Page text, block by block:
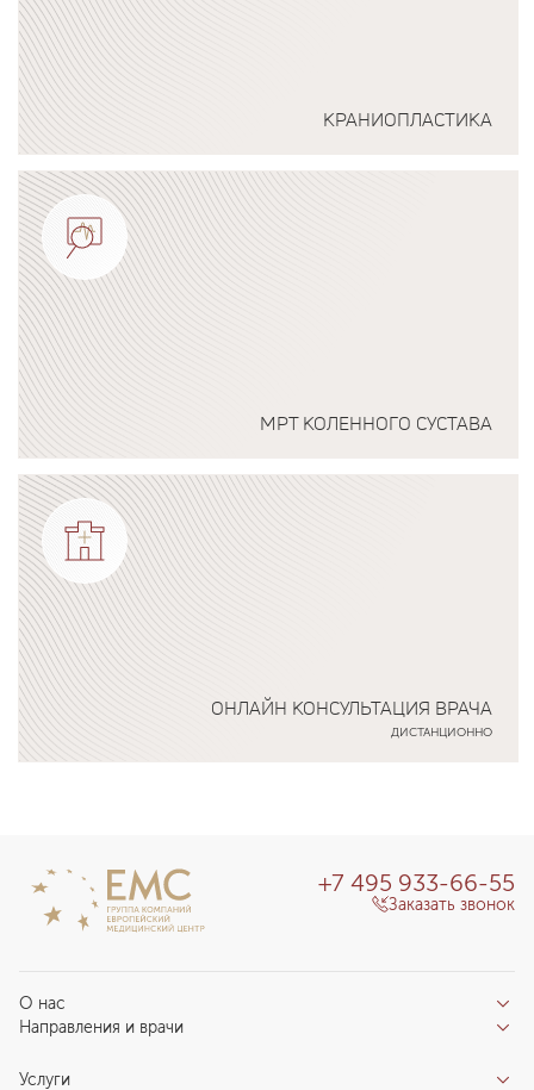
КРАНИОПЛАСТИКА
Подробнее о программе
МРТ КОЛЕННОГО СУСТАВА
Подробнее о программе
ОНЛАЙН КОНСУЛЬТАЦИЯ ВРАЧА
ДИСТАНЦИОННО
О нас
Отзывы пациентов
О клинике
Направления и врачи
Услуги
+7 495 933-66-55
Заказать звонок